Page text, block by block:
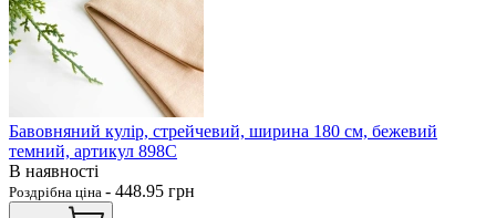
Бавовняний кулір, стрейчевий, ширина 180 см, бежевий
темний, артикул 898С
В наявності
Роздрібна ціна - 448.95 грн